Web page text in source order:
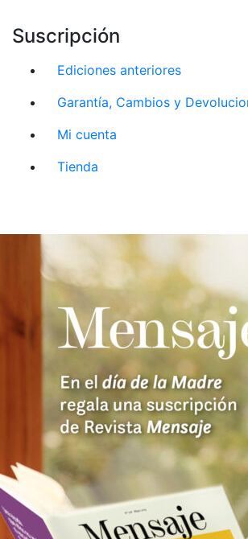
Suscripción
Ediciones anteriores
Garantía, Cambios y
Mi cuenta
Tienda